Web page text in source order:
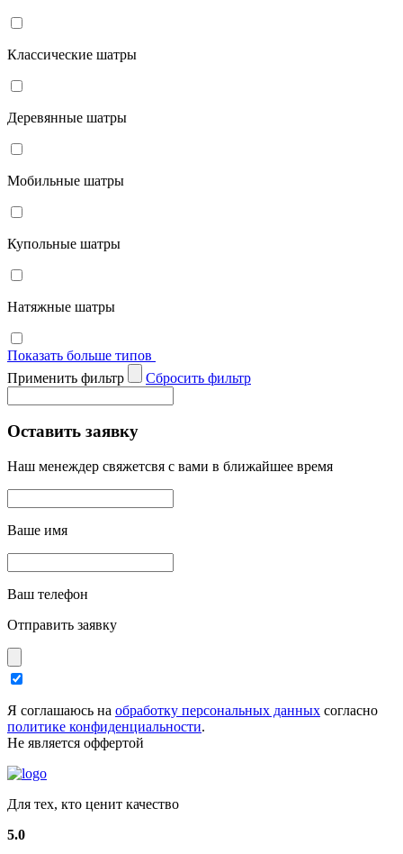
Классические шатры
Деревянные шатры
Мобильные шатры
Купольные шатры
Натяжные шатры
Показать больше типов
Применить фильтр
Cбросить фильтр
Оставить заявку
Наш менеждер свяжетсвя с вами в ближайшее время
Ваше имя
Ваш телефон
Отправить заявку
Я соглашаюсь на обработку персональных данных согласно
политике конфиденциальности.
Не является оффертой
Для тех, кто ценит качество
5.0